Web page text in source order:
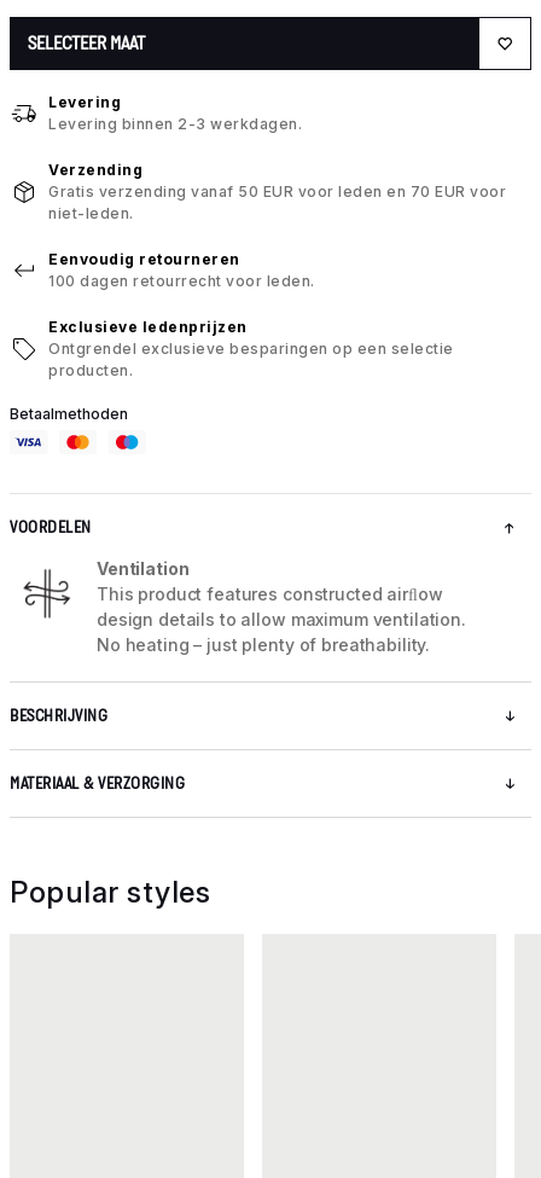
SELECTEER MAAT
Levering
Levering binnen 2-3 werkdagen.
Verzending
Gratis verzending vanaf 50 EUR voor leden en 70 EUR voor
niet-leden.
Eenvoudig retourneren
100 dagen retourrecht voor leden.
Exclusieve ledenprijzen
Ontgrendel exclusieve besparingen op een selectie
producten.
Betaalmethoden
VOORDELEN
Ventilation
This product features constructed airﬂow
design details to allow maximum ventilation.
No heating – just plenty of breathability.
BESCHRIJVING
MATERIAAL & VERZORGING
Popular styles